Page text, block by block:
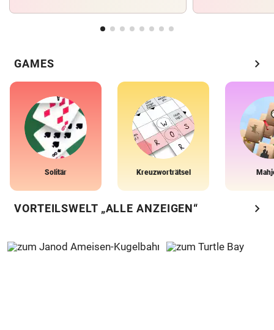
GAMES chevron_right
Solitär Kreuzworträtsel
VORTEILSWELT „ALLE ANZEIGEN“ chevron_right